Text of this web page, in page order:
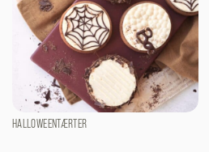
HALLOWEENTÆRTER